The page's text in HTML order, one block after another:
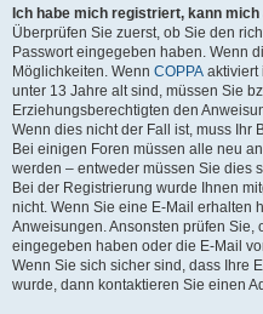
Ich habe mich registriert, kann
Überprüfen Sie zuerst, ob Sie den
Passwort eingegeben haben. Wenn
Möglichkeiten. Wenn COPPA aktiviert
unter 13 Jahre alt sind, müssen Sie
Erziehungsberechtigten den
Wenn dies nicht der Fall ist, muss Ihr
Bei einigen Foren müssen alle neu
werden – entweder müssen Sie dies
Bei der Registrierung wurde Ihnen
nicht. Wenn Sie eine E-Mail erhalten
Anweisungen. Ansonsten prüfen Sie,
eingegeben haben oder die E-Mail
Wenn Sie sich sicher sind, dass Ihre
wurde, dann kontaktieren Sie einen